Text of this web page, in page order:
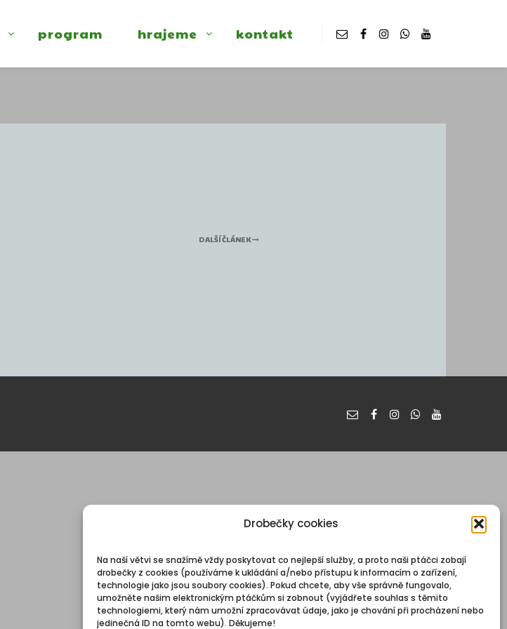
Drobečky cookies
Na naší větvi se snažímě vždy poskytovat co nejlepší služby, a proto naši ptáčci zobají
drobečky z cookies (používáme k ukládání a/nebo přístupu k informacím o zařízení,
technologie jako jsou soubory cookies). Pokud chcete, aby vše správně fungovalo,
umožněte našim elektronickým ptáčkům si zobnout (vyjádřete souhlas s těmito
technologiemi, který nám umožní zpracovávat údaje, jako je chování při procházení nebo
jedinečná ID na tomto webu). Děkujeme!
program hrajeme kontakt
DALŠÍ ČLÁNEK